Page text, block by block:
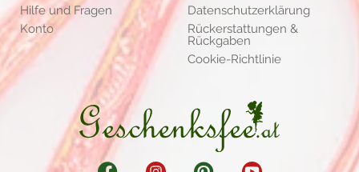
Hilfe und Fragen
Konto
Datenschutzerklärung
Rückerstattungen &
Rückgaben
Cookie-Richtlinie